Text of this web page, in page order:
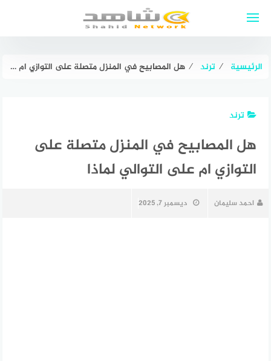
الرئيسية ⁄ ترند ⁄ هل المصابيح في المنزل متصلة على التوازي ام على التوالي لماذا
ترند
هل المصابيح في المنزل متصلة على
التوازي ام على التوالي لماذا
احمد سليمان ديسمبر 7, 2025